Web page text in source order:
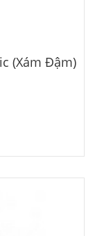
(Xám Đậm)